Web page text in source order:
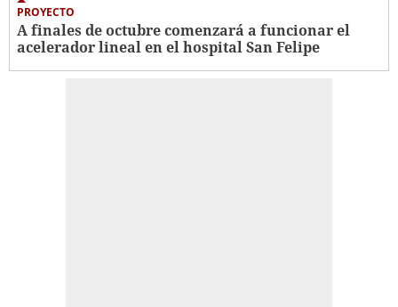
PROYECTO
A finales de octubre comenzará a funcionar el
acelerador lineal en el hospital San Felipe